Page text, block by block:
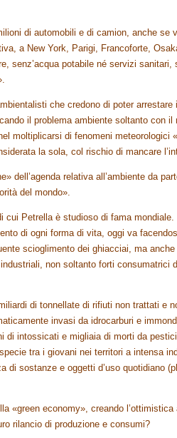
di automobili e di camion, anche se
a New York, Parigi, Francoforte,
senz’acqua potabile né servizi sanitari,
che credono di poter
il problema ambiente soltanto con il
moltiplicarsi di fenomeni meteorologici
la sola, col rischio di mancare
dell’agenda relativa all’ambiente da
del mondo».
cui Petrella è studioso di fama mondiale.
di ogni forma di vita, oggi va
scioglimento dei ghiacciai, ma
non soltanto forti consumatrici
di tonnellate di rifiuti non trattati e
invasi da idrocarburi e
di intossicati e migliaia di morti da
tra i giovani nei territori a intensa
di sostanze e oggetti d’uso quotidiano
«green economy», creando
rilancio di produzione e consumi?